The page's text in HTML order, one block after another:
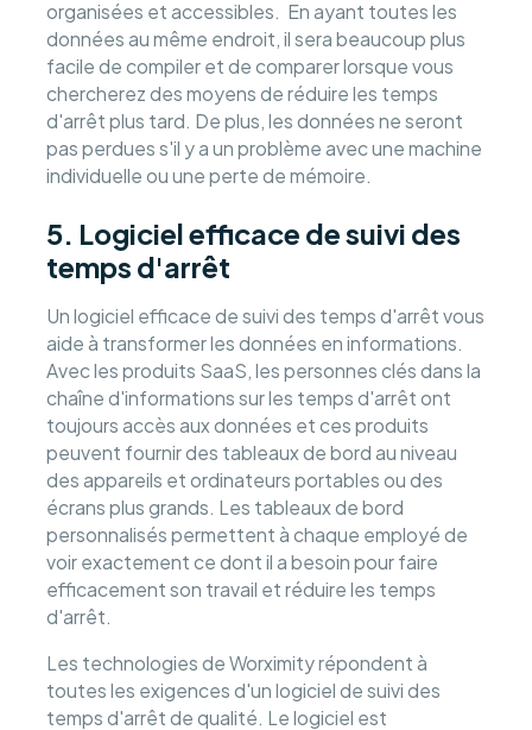
organisées et accessibles. En ayant toutes les
données au même endroit, il sera beaucoup plus
facile de compiler et de comparer lorsque vous
chercherez des moyens de réduire les temps
d'arrêt plus tard. De plus, les données ne seront
pas perdues s'il y a un problème avec une machine
individuelle ou une perte de mémoire.
5. Logiciel efficace de suivi des
temps d'arrêt
Un logiciel efficace de suivi des temps d'arrêt vous
aide à transformer les données en informations.
Avec les produits SaaS, les personnes clés dans la
chaîne d'informations sur les temps d'arrêt ont
toujours accès aux données et ces produits
peuvent fournir des tableaux de bord au niveau
des appareils et ordinateurs portables ou des
écrans plus grands. Les tableaux de bord
personnalisés permettent à chaque employé de
voir exactement ce dont il a besoin pour faire
efficacement son travail et réduire les temps
d'arrêt.
Les technologies de Worximity répondent à
toutes les exigences d'un logiciel de suivi des
temps d'arrêt de qualité. Le logiciel est